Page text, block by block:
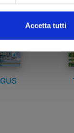
Accetta tutti